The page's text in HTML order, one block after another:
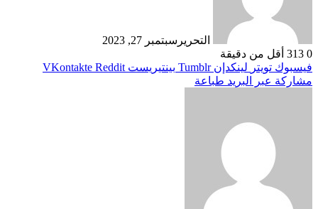
التحرير سبتمبر 27, 2023
0
أقل من دقيقة
فيسبوك تويتر لينكدإن بينتيريست
مشاركة عبر البريد طباعة